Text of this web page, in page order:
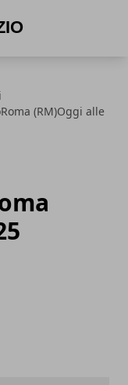
(RM)Oggi alle